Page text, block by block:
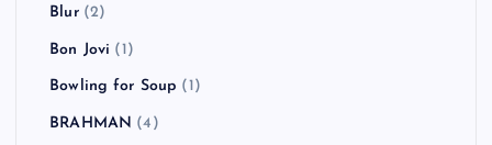
Blur(2)
Bon Jovi (1)
Bowling for Soup (1)
BRAHMAN (4)